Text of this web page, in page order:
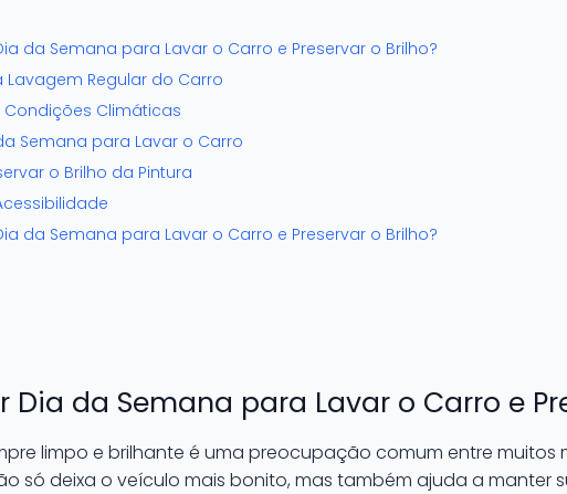
da Semana para Lavar o Carro e Preservar o Brilho?
Regular do Carro
Climáticas
Semana para Lavar o Carro
o Brilho da Pintura
da Semana para Lavar o Carro e Preservar o Brilho?
Dia da Semana para Lavar o Carro e
limpo e brilhante é uma preocupação comum entre muitos
só deixa o veículo mais bonito, mas também ajuda a manter